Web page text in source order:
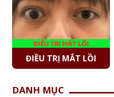
ĐIỀU TRỊ MẮT LỒI
DANH MỤC